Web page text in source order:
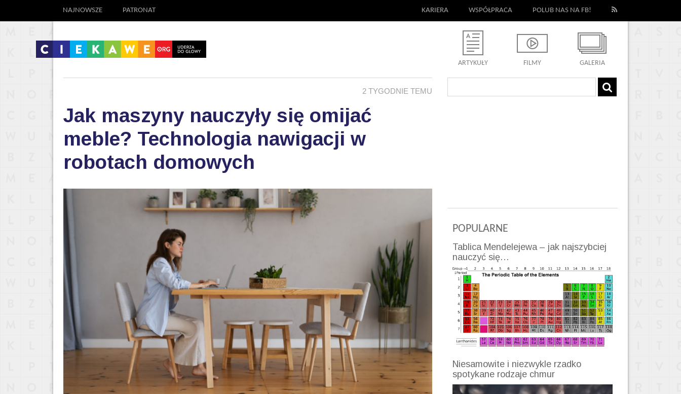
NAJNOWSZE PATRONAT KARIERA WSPÓŁPRACA POLUB NAS NA FB!
ARTYKUŁY FILMY GALERIA
2 TYGODNIE TEMU
Jak maszyny nauczyły się omijać
meble? Technologia nawigacji w
robotach domowych
POPULARNE
Tablica Mendelejewa – jak najszybciej
nauczyć się…
Niesamowite i niezwykle rzadko
spotykane rodzaje chmur